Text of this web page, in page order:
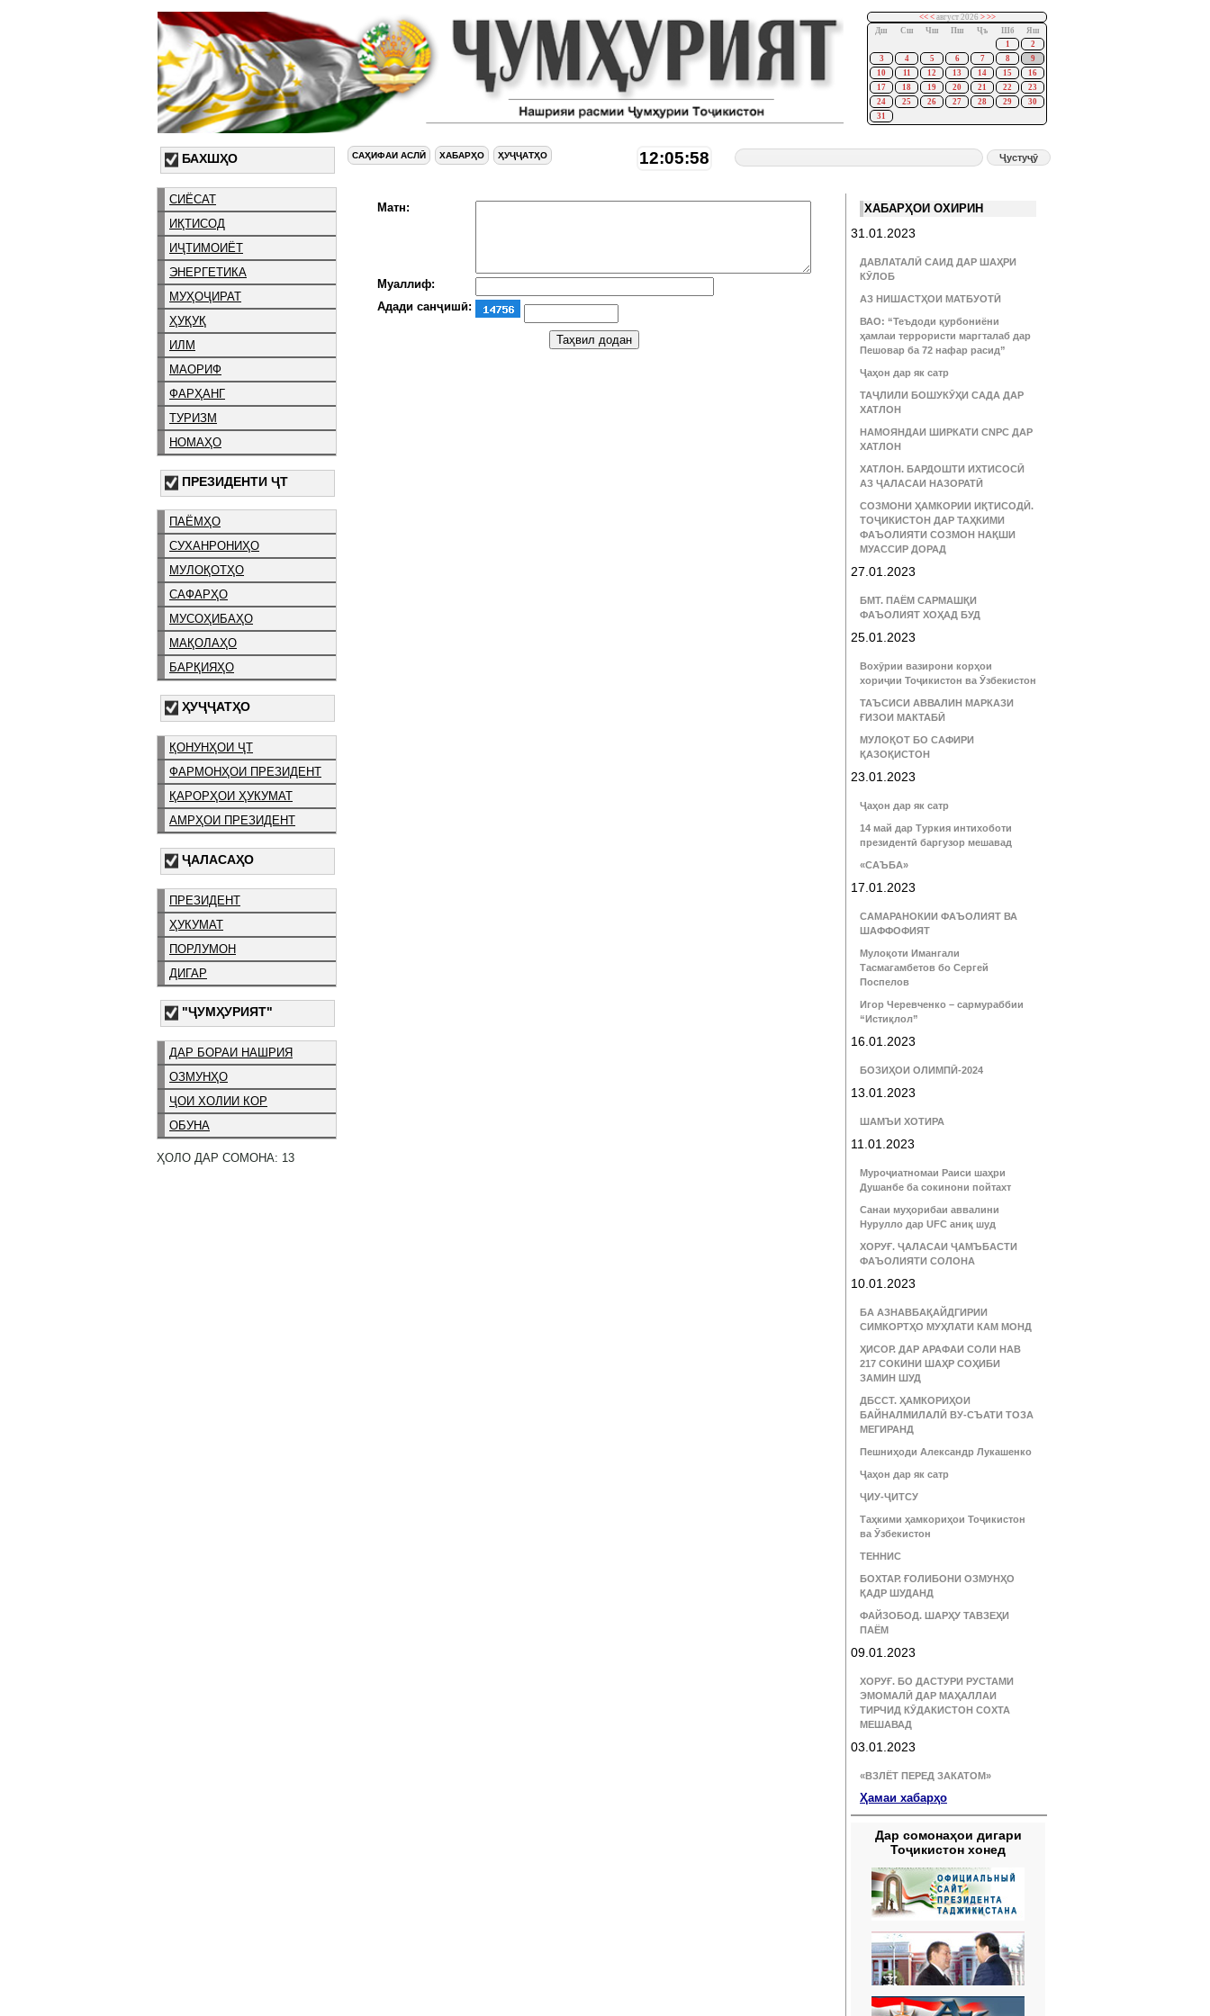
<< <август 2026 > >>
Дш
Сш Чш Пш Ҷъ Шб
Яш
1
2
3
4 5 6 7 8
9
10
11 12 13 14 15
16
17
18 19 20 21 22
23
24
25 26 27 28 29
30
31
БАХШҲО
СИЁСАТ
ИҚТИСОД
ИҶТИМОИЁТ
ЭНЕРГЕТИКА
МУҲОҶИРАТ
ҲУҚУҚ
ИЛМ
МАОРИФ
ФАРҲАНГ
ТУРИЗМ
НОМАҲО
ПРЕЗИДЕНТИ ҶТ
ПАЁМҲО
СУХАНРОНИҲО
МУЛОҚОТҲО
САФАРҲО
МУСОҲИБАҲО
МАҚОЛАҲО
БАРҚИЯҲО
ҲУҶҶАТҲО
ҚОНУНҲОИ ҶТ
ФАРМОНҲОИ ПРЕЗИДЕНТ
ҚАРОРҲОИ ҲУКУМАТ
АМРҲОИ ПРЕЗИДЕНТ
ҶАЛАСАҲО
ПРЕЗИДЕНТ
ҲУКУМАТ
ПОРЛУМОН
ДИГАР
"ҶУМҲУРИЯТ"
ДАР БОРАИ НАШРИЯ
ОЗМУНҲО
ҶОИ ХОЛИИ КОР
ОБУНА
ҲОЛО ДАР СОМОНА: 13
САҲИФАИ АСЛӢ ХАБАРҲО ҲУҶҶАТҲО 12:05:59
Матн:
Муаллиф:
Адади санҷишӣ:
ХАБАРҲОИ ОХИРИН
31.01.2023
ДАВЛАТАЛӢ САИД ДАР ШАҲРИ
КӮЛОБ
АЗ НИШАСТҲОИ МАТБУОТӢ
ВАО: “Теъдоди қурбониёни
ҳамлаи террористи маргталаб дар
Пешовар ба 72 нафар расид”
Ҷаҳон дар як сатр
ТАҶЛИЛИ БОШУКӮҲИ САДА ДАР
ХАТЛОН
НАМОЯНДАИ ШИРКАТИ CNPC ДАР
ХАТЛОН
ХАТЛОН. БАРДОШТИ ИХТИСОСӢ
АЗ ҶАЛАСАИ НАЗОРАТӢ
СОЗМОНИ ҲАМКОРИИ ИҚТИСОДӢ.
ТОҶИКИСТОН ДАР ТАҲКИМИ
ФАЪОЛИЯТИ СОЗМОН НАҚШИ
МУАССИР ДОРАД
27.01.2023
БМТ. ПАЁМ САРМАШҚИ
ФАЪОЛИЯТ ХОҲАД БУД
25.01.2023
Вохӯрии вазирони корҳои
хориҷии Тоҷикистон ва Ӯзбекистон
ТАЪСИСИ АВВАЛИН МАРКАЗИ
ҒИЗОИ МАКТАБӢ
МУЛОҚОТ БО САФИРИ
ҚАЗОҚИСТОН
23.01.2023
Ҷаҳон дар як сатр
14 май дар Туркия интихоботи
президентӣ баргузор мешавад
«САЪБА»
17.01.2023
САМАРАНОКИИ ФАЪОЛИЯТ ВА
ШАФФОФИЯТ
Мулоқоти Имангали
Тасмагамбетов бо Сергей
Поспелов
Игор Черевченко – сармураббии
“Истиқлол”
16.01.2023
БОЗИҲОИ ОЛИМПӢ-2024
13.01.2023
ШАМЪИ ХОТИРА
11.01.2023
Муроҷиатномаи Раиси шаҳри
Душанбе ба сокинони пойтахт
Санаи муҳорибаи аввалини
Нурулло дар UFC аниқ шуд
ХОРУҒ. ҶАЛАСАИ ҶАМЪБАСТИ
ФАЪОЛИЯТИ СОЛОНА
10.01.2023
БА АЗНАВБАҚАЙДГИРИИ
СИМКОРТҲО МУҲЛАТИ КАМ МОНД
ҲИСОР. ДАР АРАФАИ СОЛИ НАВ
217 СОКИНИ ШАҲР СОҲИБИ
ЗАМИН ШУД
ДБССТ. ҲАМКОРИҲОИ
БАЙНАЛМИЛАЛӢ ВУ-СЪАТИ ТОЗА
МЕГИРАНД
Пешниҳоди Александр Лукашенко
Ҷаҳон дар як сатр
ҶИУ-ҶИТСУ
Таҳкими ҳамкориҳои Тоҷикистон
ва Ӯзбекистон
ТЕННИС
БОХТАР. ҒОЛИБОНИ ОЗМУНҲО
ҚАДР ШУДАНД
ФАЙЗОБОД. ШАРҲУ ТАВЗЕҲИ
ПАЁМ
09.01.2023
ХОРУҒ. БО ДАСТУРИ РУСТАМИ
ЭМОМАЛӢ ДАР МАҲАЛЛАИ
ТИРЧИД КӮДАКИСТОН СОХТА
МЕШАВАД
03.01.2023
«ВЗЛЁТ ПЕРЕД ЗАКАТОМ»
Ҳамаи хабарҳо
Дар сомонаҳои дигари
Тоҷикистон хонед